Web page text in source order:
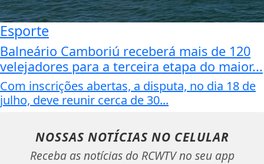
Esporte
Balneário Camboriú receberá mais de 120
velejadores para a terceira etapa do maior...
Com inscrições abertas, a disputa, no dia 18 de
julho, deve reunir cerca de 30...
NOSSAS NOTÍCIAS NO CELULAR
Receba as notícias do RCWTV no seu app